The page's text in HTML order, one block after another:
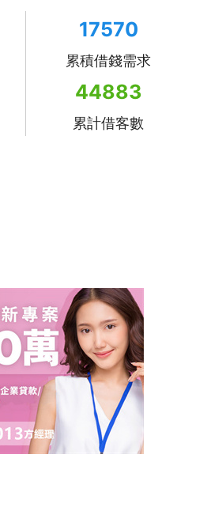
17570
累積借錢需求
44883
累計借客數